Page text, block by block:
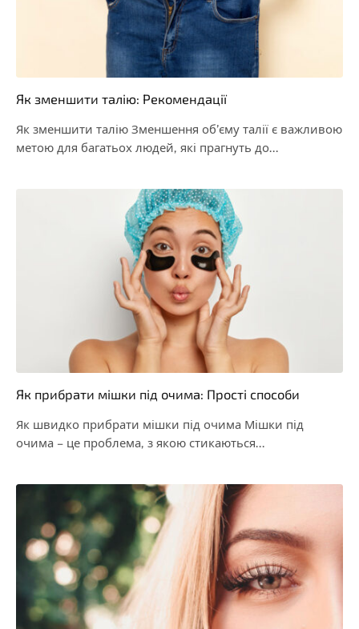
Як зменшити талію: Рекомендації
Як зменшити талію Зменшення об’єму талії є важливою
метою для багатьох людей, які прагнуть до…
Як прибрати мішки під очима: Прості способи
Як швидко прибрати мішки під очима Мішки під
очима – це проблема, з якою стикаються…